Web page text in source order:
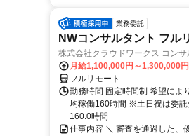
業務委託
NWコンサルタント フル
株式会社クラウドワークス コン
月給1,100,000円～1,300,000円
フルリモート
勤務時間 固定時間制 希望によ
均稼働160時間 ※土日祝は委託
160.0時間
仕事内容 ＼ 審査を通過した、